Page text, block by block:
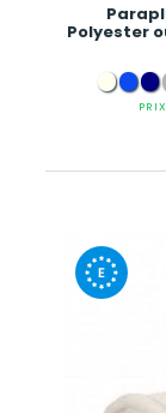
Polyester